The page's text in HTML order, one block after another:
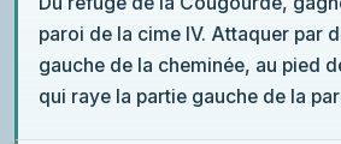
paroi de la cime IV. Attaquer par
gauche de la cheminée, au pied
qui raye la partie gauche de la